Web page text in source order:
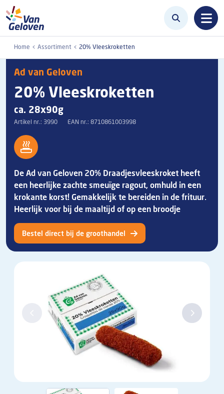
Overslaan en naar de inhoud gaan
Home Assortiment 20% Vleeskroketten
Ad van Geloven
20% Vleeskroketten
ca. 28x90g
Artikel nr.: 3990 EAN nr.: 8710861003998
De Ad van Geloven 20% Draadjesvleeskroket heeft
een heerlijke zachte smeuïge ragout, omhuld in een
krokante korst! Gemakkelijk te bereiden in de frituur.
Heerlijk voor bij de maaltijd of op een broodje
Bestel direct bij de groothandel